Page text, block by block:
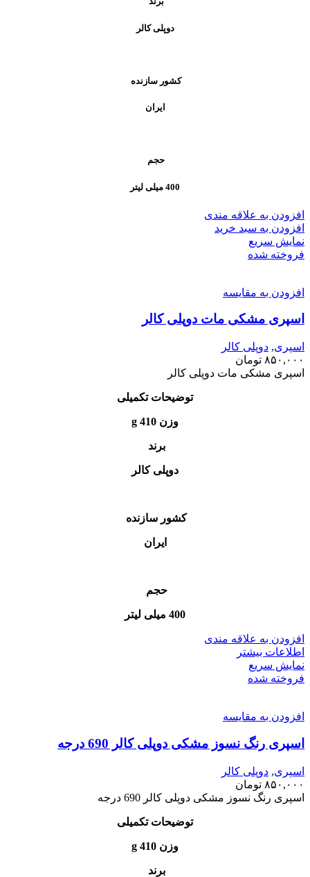
دوپلی کالر
کشور سازنده
ایران
حجم
400 میلی لیتر
افزودن به علاقه مندی
افزودن به سبد خرید
نمایش سریع
فروخته شده
افزودن به مقایسه
اسپری مشکی مات دوپلی کالر
اسپری, دوپلی کالر
۸۵۰,۰۰۰ تومان
اسپری مشکی مات دوپلی کالر
توضیحات تکمیلی
وزن 410 g
برند
دوپلی کالر
کشور سازنده
ایران
حجم
400 میلی لیتر
افزودن به علاقه مندی
اطلاعات بیشتر
نمایش سریع
فروخته شده
افزودن به مقایسه
اسپری رنگ نسوز مشکی دوپلی کالر 690 درجه
اسپری, دوپلی کالر
۸۵۰,۰۰۰ تومان
اسپری رنگ نسوز مشکی دوپلی کالر 690 درجه
توضیحات تکمیلی
وزن 410 g
برند